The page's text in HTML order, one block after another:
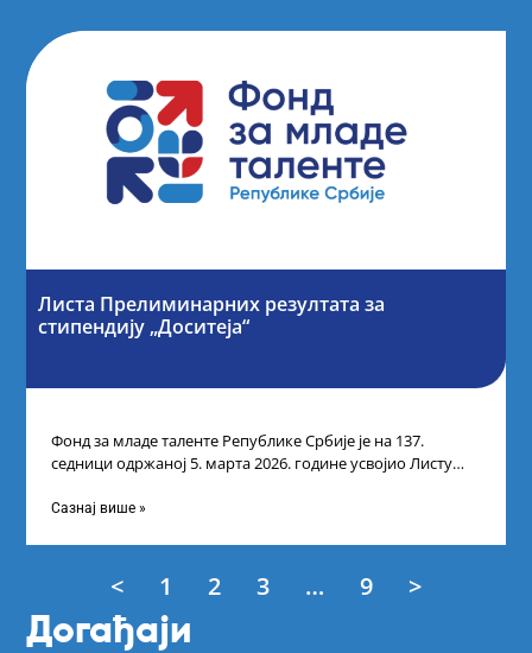
Листа Прелиминарних резултата за
стипендију „Доситеја“
Фонд за младе таленте Републике Србије је на 137.
седници одржаној 5. марта 2026. године усвојио Листу
Сазнај више »
< 1 2 3 … 9 >
Догађаји